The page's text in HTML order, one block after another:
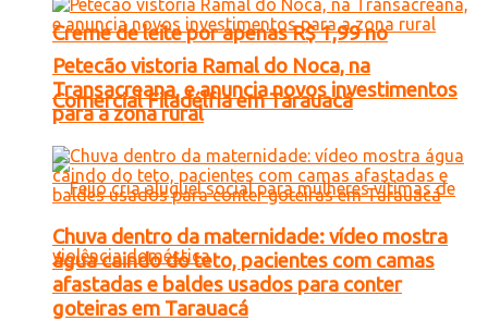
Creme de leite por apenas R$ 1,99 no
Comercial Filadélfia em Tarauacá
Petecão vistoria Ramal do Noca, na
Transacreana, e anuncia novos investimentos
para a zona rural
Chuva dentro da maternidade: vídeo mostra
água caindo do teto, pacientes com camas
afastadas e baldes usados para conter
goteiras em Tarauacá